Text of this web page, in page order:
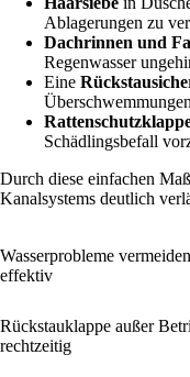
Ablagerungen zu
Dachrinnen und
Regenwasser
Eine
Schädlingsbefall
Durch diese einfachen
Kanalsystems deutlich
Wasserprobleme
effektiv
Rückstauklappe außer
rechtzeitig